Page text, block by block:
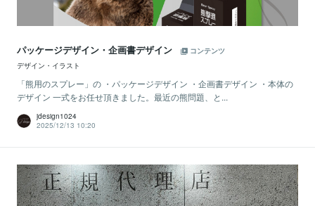
パッケージデザイン・企画書デザイン
コンテンツ
デザイン・イラスト
「熊用のスプレー」の ・パッケージデザイン ・企画書デザイン ・本体の
デザイン 一式をお任せ頂きました。最近の熊問題、と...
jdesign1024
2025/12/13 10:20